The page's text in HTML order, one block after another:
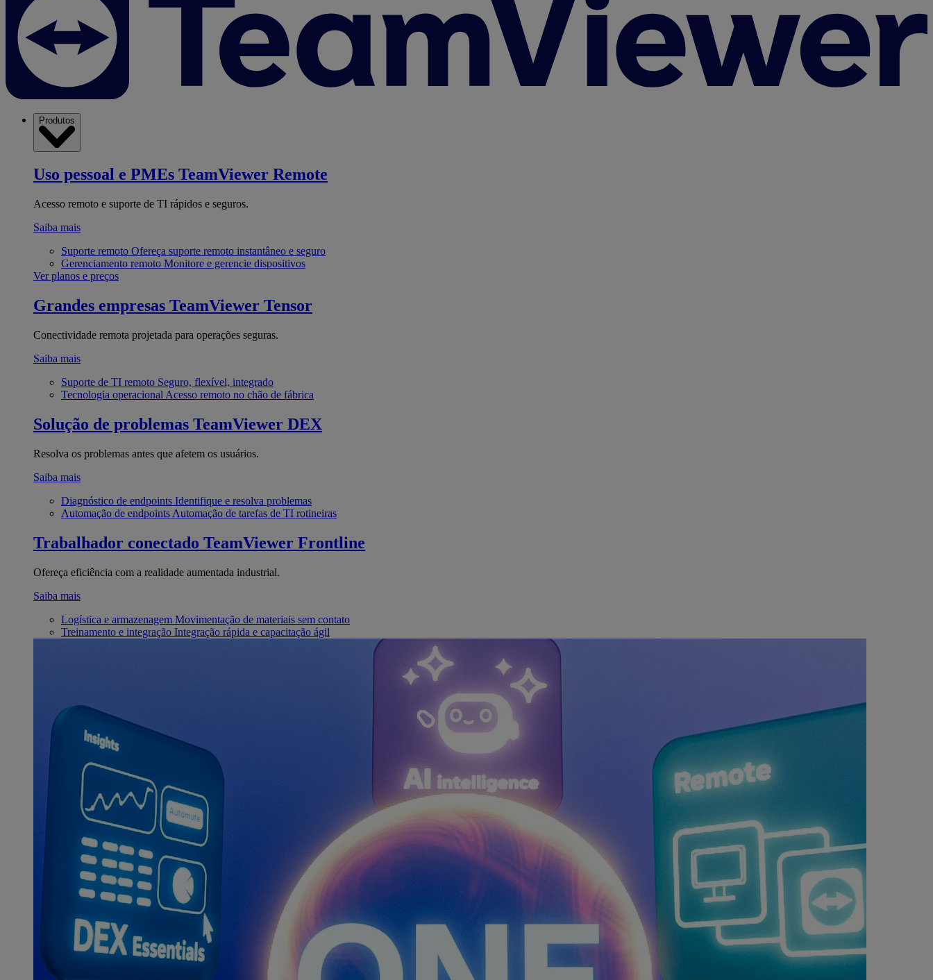
Produtos
Uso pessoal e PMEs TeamViewer Remote
Acesso remoto e suporte de TI rápidos e seguros.
Saiba mais
Suporte remoto Ofereça suporte remoto instantâneo e seguro
Gerenciamento remoto Monitore e gerencie dispositivos
Ver planos e preços
Grandes empresas TeamViewer Tensor
Conectividade remota projetada para operações seguras.
Saiba mais
Suporte de TI remoto Seguro, flexível, integrado
Tecnologia operacional Acesso remoto no chão de fábrica
Solução de problemas TeamViewer DEX
Resolva os problemas antes que afetem os usuários.
Saiba mais
Diagnóstico de endpoints Identifique e resolva problemas
Automação de endpoints Automação de tarefas de TI rotineiras
Trabalhador conectado TeamViewer Frontline
Ofereça eficiência com a realidade aumentada industrial.
Saiba mais
Logística e armazenagem Movimentação de materiais sem contato
Treinamento e integração Integração rápida e capacitação ágil